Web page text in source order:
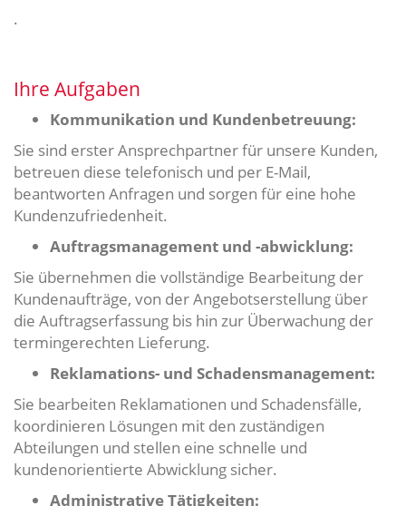
.
Ihre Aufgaben
Kommunikation und Kundenbetreuung:
Sie sind erster Ansprechpartner für unsere Kunden,
betreuen diese telefonisch und per E-Mail,
beantworten Anfragen und sorgen für eine hohe
Kundenzufriedenheit.
Auftragsmanagement und -abwicklung:
Sie übernehmen die vollständige Bearbeitung der
Kundenaufträge, von der Angebotserstellung über
die Auftragserfassung bis hin zur Überwachung der
termingerechten Lieferung.
Reklamations- und Schadensmanagement:
Sie bearbeiten Reklamationen und Schadensfälle,
koordinieren Lösungen mit den zuständigen
Abteilungen und stellen eine schnelle und
kundenorientierte Abwicklung sicher.
Administrative Tätigkeiten: